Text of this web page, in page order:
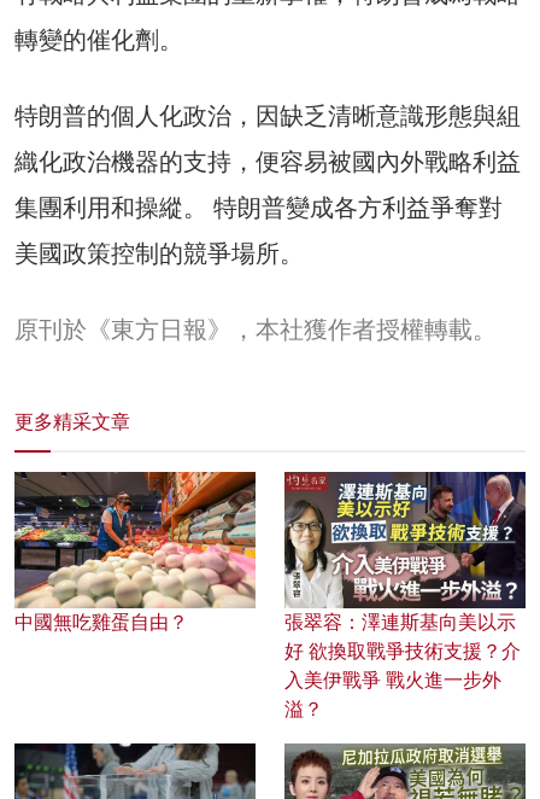
轉變的催化劑。
特朗普的個人化政治，因缺乏清晰意識形態與組
織化政治機器的支持，便容易被國內外戰略利益
集團利用和操縱。 特朗普變成各方利益爭奪對
美國政策控制的競爭場所。
原刊於《東方日報》，本社獲作者授權轉載。
更多精采文章
中國無吃雞蛋自由？
張翠容：澤連斯基向美以示
好 欲換取戰爭技術支援？介
入美伊戰爭 戰火進一步外
溢？